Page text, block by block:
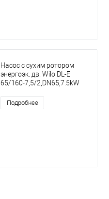
Насос с сухим ротором
энергоэк. дв. Wilo DL-E
65/160-7,5/2,DN65,7.5kW
Подробнее